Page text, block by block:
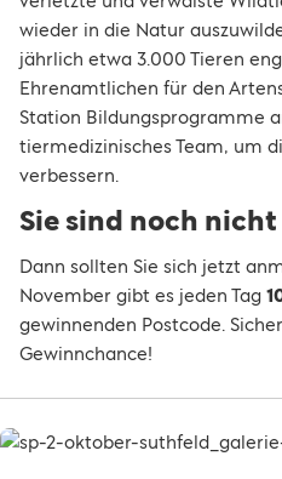
wieder in die Natur
jährlich etwa 3.000 Tieren
Ehrenamtlichen für den
Station Bildungsprogramme
tiermedizinisches Team, um
verbessern.
Sie sind noch
Dann sollten Sie sich jetzt
November gibt es jeden Tag
gewinnenden Postcode.
Gewinnchance!